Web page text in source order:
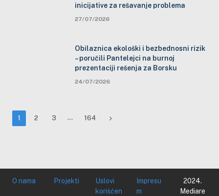
inicijative za rešavanje problema
27/07/2026
Obilaznica ekološki i bezbednosni rizik
– poručili Pantelejci na burnoj
prezentaciji rešenja za Borsku
24/07/2026
1 2 3 … 164 Next
O nama Projekti
Uslovi
korišćen
Impresu
m
2024.
Mediare